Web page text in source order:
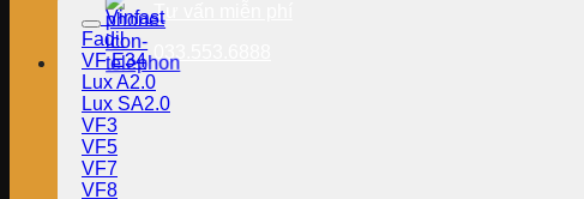
Tư vấn miễn phí
Vinfast
Fadil
VF E34
Lux A2.0
Lux SA2.0
VF3
VF5
VF7
VF8